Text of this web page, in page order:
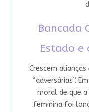
Bancada
Estado e
Crescem
“adversárias”.
moral de que
feminina foi